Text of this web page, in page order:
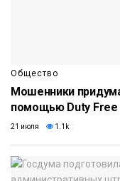
Общество
Мошенники
помощью Duty Free
21 июля 1.1k